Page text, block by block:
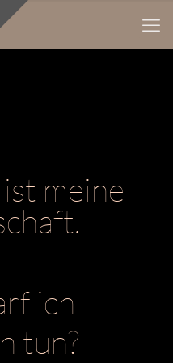
ich
tun?
meine